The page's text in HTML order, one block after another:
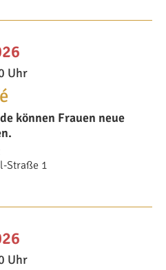
Uhr
können Frauen neue
Straße 1
Uhr